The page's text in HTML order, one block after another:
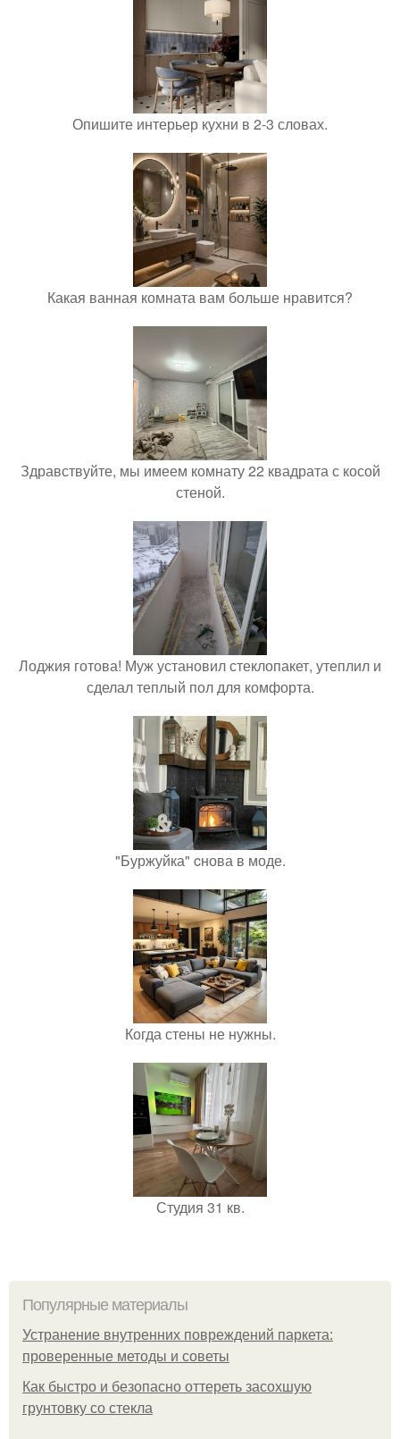
Опишите интерьер кухни в 2-3 словах.
Какая ванная комната вам больше нравится?
Здравствуйте, мы имеем комнату 22 квадрата с косой
стеной.
Лоджия готова! Муж установил стеклопакет, утеплил и
сделал теплый пол для комфорта.
"Буржуйка" cнова в моде.
Когда стены не нужны.
Студия 31 кв.
Популярные материалы
Устранение внутренних повреждений паркета:
проверенные методы и советы
Как быстро и безопасно оттереть засохшую
грунтовку со стекла